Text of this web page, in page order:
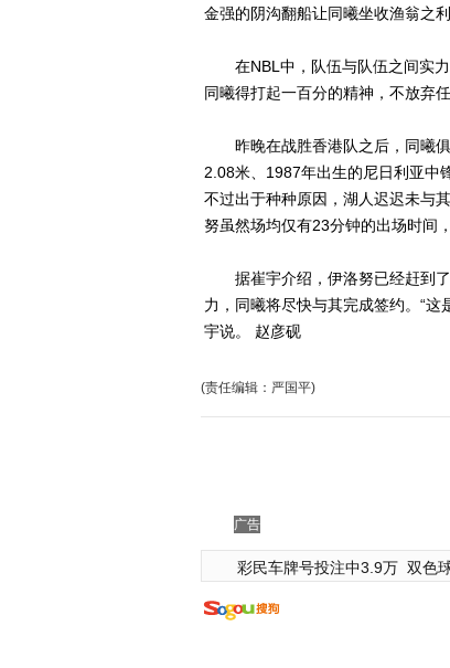
金强的阴沟翻船让同曦坐收渔翁之利
在NBL中，队伍与队伍之间实力
同曦得打起一百分的精神，不放弃
昨晚在战胜香港队之后，同曦俱
2.08米、1987年出生的尼日利亚中
不过出于种种原因，湖人迟迟未与
努虽然场均仅有23分钟的出场时间
据崔宇介绍，伊洛努已经赶到了
力，同曦将尽快与其完成签约。“
宇说。 赵彦砚
(责任编辑：严国平)
广告
彩民车牌号投注中3.9万 双色